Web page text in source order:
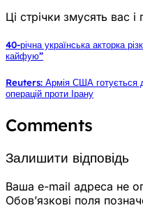
Ці стрічки змусять вас і
40-річна українська акторка
кайфую”
Reuters: Армія США готується
операцій проти Ірану
Comments
Залишити відповідь
Ваша e-mail адреса не
Обов’язкові поля